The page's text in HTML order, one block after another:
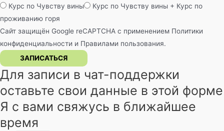
Курс по Чувству вины
Курс по Чувству вины + Курс по
проживанию горя
Сайт защищён Google reCAPTCHA с применением Политики
конфиденциальности и Правилами пользования.
ЗАПИСАТЬСЯ
Для записи в чат-поддержки
оставьте свои данные в этой форме
Я с вами свяжусь в ближайшее
время